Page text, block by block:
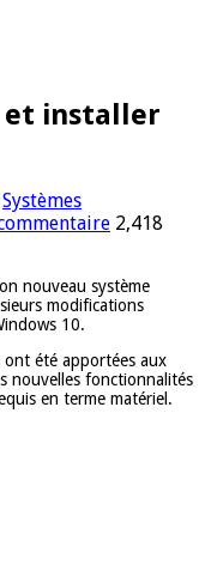
et installer
Systèmes
2,418
nouveau système
modifications
10.
été apportées aux
nouvelles fonctionnalités
en terme matériel.